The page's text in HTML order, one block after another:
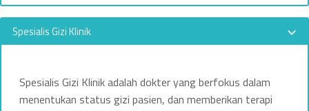
Spesialis Gizi Klinik
Spesialis Gizi Klinik adalah dokter yang berfokus dalam
menentukan status gizi pasien, dan memberikan terapi